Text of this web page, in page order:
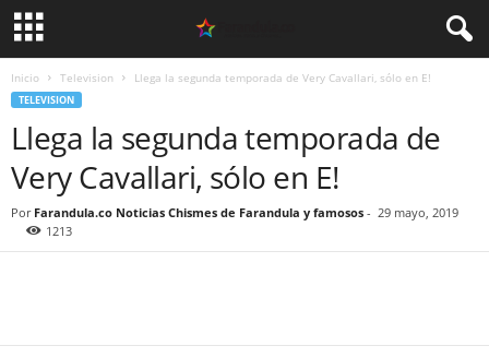
Inicio Television Llega la segunda temporada de Very Cavallari, sólo en E!
TELEVISION
Llega la segunda temporada de
Very Cavallari, sólo en E!
Por Farandula.co Noticias Chismes de Farandula y famosos - 29 mayo, 2019
1213